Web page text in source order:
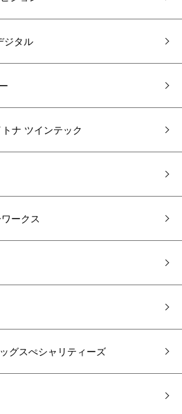
ジタル
ナ ツインテック
ークス
グスぺシャリティーズ